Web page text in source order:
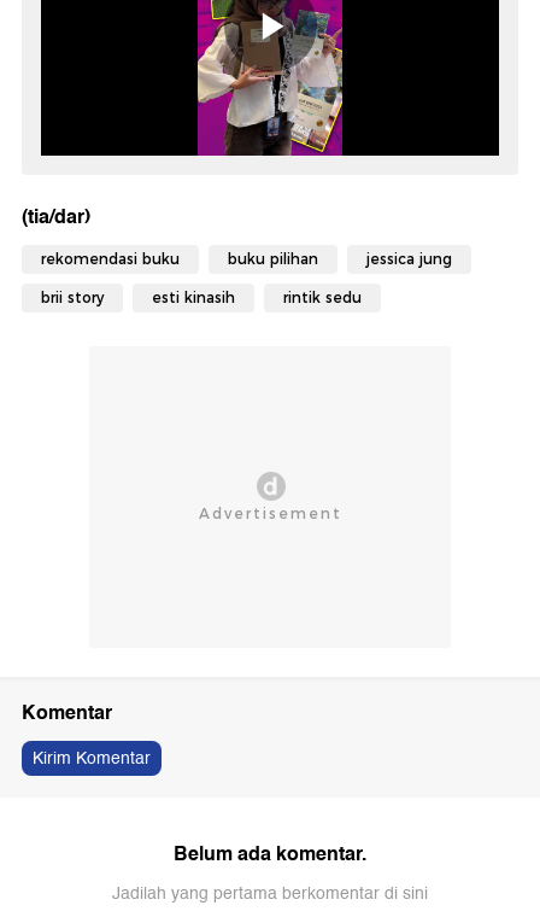
(tia/dar)
rekomendasi buku buku pilihan jessica jung
brii story esti kinasih rintik sedu
Komentar
Kirim Komentar
Belum ada komentar.
Jadilah yang pertama berkomentar di sini